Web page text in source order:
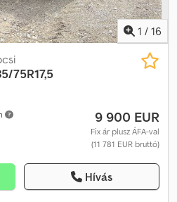
1 / 16
75R17,5
9 900 EUR
Fix ár plusz ÁFA-val
(11 781 EUR bruttó)
Hívás